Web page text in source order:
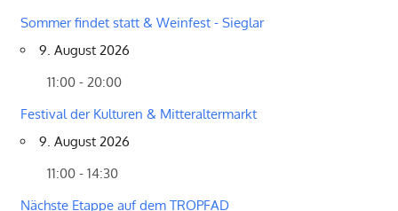
Sommer findet statt & Weinfest - Sieglar
9. August 2026
11:00 - 20:00
Festival der Kulturen & Mitteraltermarkt
9. August 2026
11:00 - 14:30
Nächste Etappe auf dem TROPFAD